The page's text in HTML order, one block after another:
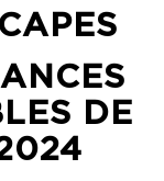
DE